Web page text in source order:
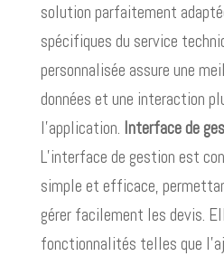
solution parfaitement
spécifiques du service
personnalisée assure une
données et une interaction
l’application. Interface de
L’interface de gestion est
simple et efficace,
gérer facilement les devis.
fonctionnalités telles que